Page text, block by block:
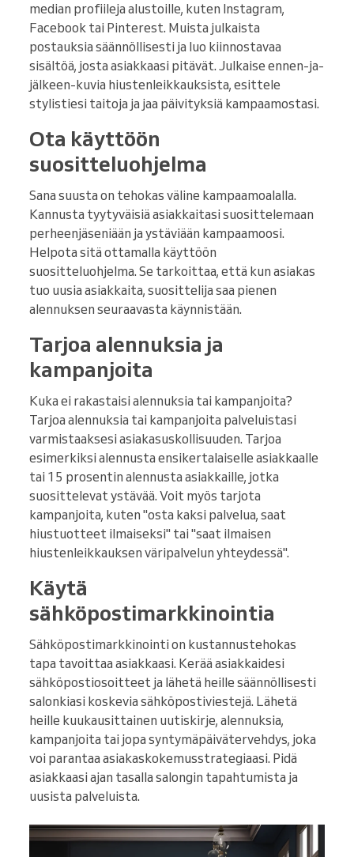
median profiileja alustoille, kuten Instagram,
Facebook tai Pinterest. Muista julkaista
postauksia säännöllisesti ja luo kiinnostavaa
sisältöä, josta asiakkaasi pitävät. Julkaise ennen-ja-
jälkeen-kuvia hiustenleikkauksista, esittele
stylistiesi taitoja ja jaa päivityksiä kampaamostasi.
Ota käyttöön
suositteluohjelma
Sana suusta on tehokas väline kampaamoalalla.
Kannusta tyytyväisiä asiakkaitasi suosittelemaan
perheenjäseniään ja ystäviään kampaamoosi.
Helpota sitä ottamalla käyttöön
suositteluohjelma. Se tarkoittaa, että kun asiakas
tuo uusia asiakkaita, suosittelija saa pienen
alennuksen seuraavasta käynnistään.
Tarjoa alennuksia ja
kampanjoita
Kuka ei rakastaisi alennuksia tai kampanjoita?
Tarjoa alennuksia tai kampanjoita palveluistasi
varmistaaksesi asiakasuskollisuuden. Tarjoa
esimerkiksi alennusta ensikertalaiselle asiakkaalle
tai 15 prosentin alennusta asiakkaille, jotka
suosittelevat ystävää. Voit myös tarjota
kampanjoita, kuten "osta kaksi palvelua, saat
hiustuotteet ilmaiseksi" tai "saat ilmaisen
hiustenleikkauksen väripalvelun yhteydessä".
Käytä
sähköpostimarkkinointia
Sähköpostimarkkinointi on kustannustehokas
tapa tavoittaa asiakkaasi. Kerää asiakkaidesi
sähköpostiosoitteet ja lähetä heille säännöllisesti
salonkiasi koskevia sähköpostiviestejä. Lähetä
heille kuukausittainen uutiskirje, alennuksia,
kampanjoita tai jopa syntymäpäivätervehdys, joka
voi parantaa asiakaskokemusstrategiaasi. Pidä
asiakkaasi ajan tasalla salongin tapahtumista ja
uusista palveluista.